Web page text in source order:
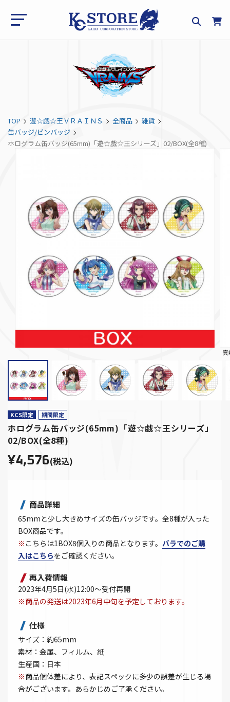
TOP 遊☆戯☆王ＶＲＡＩＮＳ 全商品
雑貨
缶バッジ/ピンバッジ
ホログラム缶バッジ(65mm)「遊☆戯☆王シリーズ」02/BOX(全8種)
KCS限定 期間限定
ホログラム缶バッジ(65mm)「遊☆戯☆王シリーズ」
02/BOX(全8種)
¥4,576(税込)
商品詳細
65mmと少し大きめサイズの缶バッジです。全8種が入った
BOX商品です。
※ こちらは1BOX8個入りの商品となります。 バラでのご購
入はこちらをご確認ください。
再入荷情報
2023年4月5日(水)12:00～受付再開
※商品の発送は2023年6月中旬を予定しております。
仕様
サイズ：約65mm
素材：金属、フィルム、紙
生産国：日本
※商品個体差により、表記スペックに多少の誤差が生じる場
合がございます。あらかじめご了承ください。